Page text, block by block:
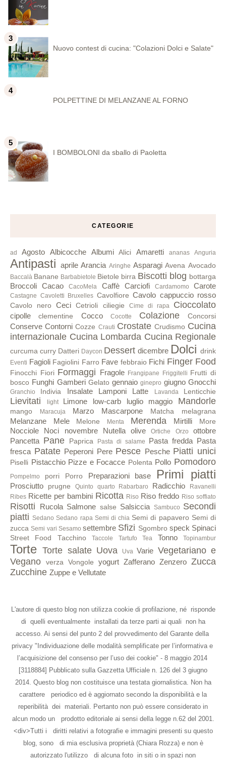
Nuovo contest di cucina: "Colazioni Dolci e Salate"
POLPETTINE DI MELANZANE AL FORNO
I BOMBOLONI da sballo di Paoletta
CATEGORIE
ad Agosto Albicocche Albumi Alici Amaretti ananas Anguria
Antipasti aprile Arancia Aringhe Asparagi Avena Avocado
Baccalà Banane Barbabietole Bietole birra Biscotti blog bottarga
Broccoli Cacao CacoMela Caffè Carciofi Cardamomo Carote
Castagne Cavoletti Bruxelles Cavolfiore Cavolo cappuccio rosso
Cavolo nero Ceci Cetrioli ciliegie Cime di rapa Cioccolato
cipolle clementine Cocco Cocotte Colazione Concorsi
Conserve Contorni Cozze Crauti Crostate Crudismo Cucina
internazionale Cucina Lombarda Cucina Regionale
curcuma curry Datteri Daycon Dessert dicembre Dolci drink
Eventi Fagioli Fagiolini Farro Fave febbraio Fichi Finger Food
Finocchi Fiori Formaggi Fragole Frangipane Friggitelli Frutti di
bosco Funghi Gamberi Gelato gennaio ginepro giugno Gnocchi
Granchio Indivia Insalate Lamponi Latte Lavanda Lenticchie
Lievitati light Limone low-carb luglio maggio Mandorle
mango Maracuja Marzo Mascarpone Matcha melagrana
Melanzane Mele Melone Menta Merenda Mirtilli More
Nocciole Noci novembre Nutella olive Ortiche Orzo
ottobre
Pancetta Pane Paprica Pasta di salame Pasta fredda Pasta
fresca Patate Peperoni Pere Pesce Pesche Piatti unici
Piselli Pistacchio Pizze e Focacce Polenta Pollo Pomodoro
Pompelmo porri Porro Preparazioni base Primi piatti
Prosciutto prugne Quinto quarto Rabarbaro Radicchio
Ravanelli
Ribes Ricette per bambini Ricotta Riso Riso freddo Riso soffiato
Risotti Rucola Salmone salse Salsiccia Sambuco Secondi
piatti Sedano Sedano rapa Semi di chia Semi di papavero Semi di
zucca Semi vari Sesamo settembre Sfizi Sgombro speck Spinaci
Street Food Tacchino Taccole Tartufo Tea Tonno Topinambur
Torte Torte salate Uova Uva Varie Vegetariano e
Vegano
verza Vongole yogurt Zafferano Zenzero Zucca
Zucchine Zuppe e Vellutate
L'autore di questo blog non utilizza cookie di profilazione, né risponde
di quelli eventualmente installati da terze parti ai quali non ha
accesso. Ai sensi del punto 2 del provvedimento del Garante della
privacy "Individuazione delle modalità semplificate per l’informativa e
l’acquisizione del consenso per l’uso dei cookie" - 8 maggio 2014
[3118884] Pubblicato sulla Gazzetta Ufficiale n. 126 del 3 giugno
2014. Questo blog non costituisce una testata giornalistica. Non ha
carattere periodico ed è aggiornato secondo la disponibilità e la
reperibilità dei materiali. Pertanto non può essere considerato in
alcun modo un prodotto editoriale ai sensi della legge n.62 del 2001.
<div>Tutti i diritti relativi a fotografie e immagini presenti su questo
blog, sono di mia esclusiva proprietà (Chiara Rozza) e non è
autorizzato l'utilizzo di alcuna foto in siti o in spazi non